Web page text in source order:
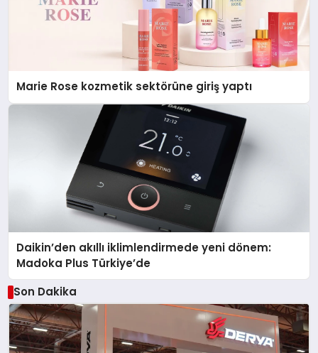
Marie Rose kozmetik sektörüne giriş yaptı
Daikin’den akıllı iklimlendirmede yeni dönem:
Madoka Plus Türkiye’de
Son Dakika